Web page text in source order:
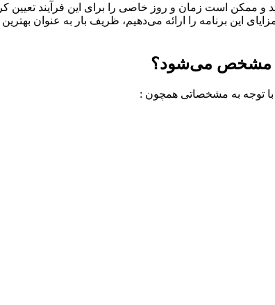
ممکن است زمان و روز خاصی را برای این فرآیند تعیین
این برنامه را ارائه می‌دهیم، ظریف بار به عنوان
مشخص می‌شود؟
با توجه به مشخصاتی همچون :